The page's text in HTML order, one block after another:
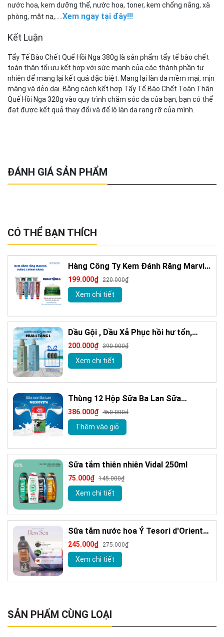
nước hoa, kem dưỡng thể, nước hoa, toner, kem chống nắng, xà
phòng, mặt nạ,..... Xem ngay tại đây!!!
Kết Luận
Tẩy Tế Bào Chết Quế Hồi Nga 380g là sản phẩm tẩy tế bào chết
toàn thân tối ưu kết hợp với sức mạnh của các thành phần tự
nhiên để mang lại kết quả đặc biệt. Mang lại làn da mềm mại, mịn
màng và dẻo dai. Bằng cách kết hợp Tẩy Tế Bào Chết Toàn Thân
Quế Hồi Nga 320g vào quy trình chăm sóc da của bạn, bạn có thể
đạt được kết quả thay đổi và để lộ làn da rạng rỡ của mình.
ĐÁNH GIÁ SẢN PHẨM
CÓ THỂ BẠN THÍCH
Hàng Công Ty Kem Đánh Răng Marvis
Loại Bỏ Mảng Bám Vết Ố Vàng Làm
Trắng Răng 85m
199.000₫ 220.000₫
Xem chi tiết
Dầu Gội , Dầu Xả Phục hồi hư tổn,
Giảm gàu sạch ngứa da đầu hương
nước hoa Milanogica 355ml
200.000₫ 390.000₫
Xem chi tiết
Thùng 12 Hộp Sữa Ba Lan Sữa
MLEKOVITA Sữa Tươi Nguyên Kem 1 L
Sữa Nhập Khẩu
386.000₫ 450.000₫
Thêm vào giỏ
Sữa tắm thiên nhiên Vidal 250ml
75.000₫ 145.000₫
Xem chi tiết
Sữa tắm nước hoa Ý Tesori d'Oriente
chính hãng 500ml kèm vòi
245.000₫ 275.000₫
Xem chi tiết
SẢN PHẨM CÙNG LOẠI